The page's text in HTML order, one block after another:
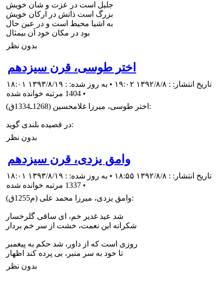
جلیل است در عزت و شان خویش
بزرگ است ذاتش در ارکان خویش
به اشیا محیط است و در عین حال
بود در مکان خود آن بیمثال
بدون نظر
اختر طوسى، قرن سیزدهم
تاریخ انتشار: : ۱۳۹۲/۸/۸ ۱۹:۰۲ • به روز شده: : ۱۳۹۳/۸/۱۹ ۱۸:۰۱
• 1404 مرتبه خوانده شده
اختر طوسى، ميرزا غلامحسين (1268ـ1334ق):
در قصيده بلندى گويد:
بدون نظر
وامق يزدى، قرن سیزدهم
تاریخ انتشار: : ۱۳۹۲/۸/۸ ۱۸:۵۵ • به روز شده: : ۱۳۹۳/۸/۱۹ ۱۸:۰۱
• 1337 مرتبه خوانده شده
وامق يزدى، ميرزا محمد على (م1255ق):
شد عيد غدير خم، اى ساقى گلرخسار
شكرانه اين نعمت، خشت از سر خم بردار
روزى است كه از داور، شد حكم به پيغمبر
تا خود به سر منبر، بى پرده كند اظهار
بدون نظر